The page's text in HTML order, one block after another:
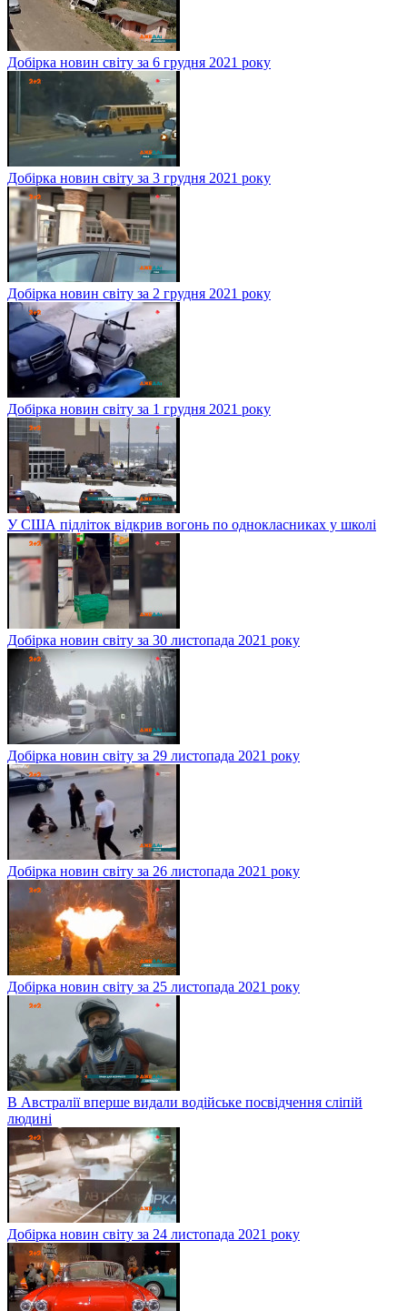
Добірка новин світу за 6 грудня 2021 року
Добірка новин світу за 3 грудня 2021 року
Добірка новин світу за 2 грудня 2021 року
Добірка новин світу за 1 грудня 2021 року
У США підліток відкрив вогонь по однокласниках у школі
Добірка новин світу за 30 листопада 2021 року
Добірка новин світу за 29 листопада 2021 року
Добірка новин світу за 26 листопада 2021 року
Добірка новин світу за 25 листопада 2021 року
В Австралії вперше видали водійське посвідчення сліпій
людині
Добірка новин світу за 24 листопада 2021 року